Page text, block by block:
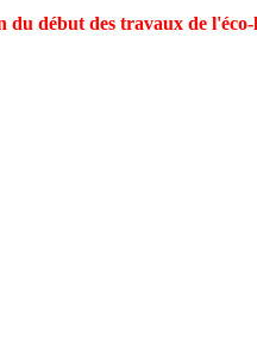
début des travaux de